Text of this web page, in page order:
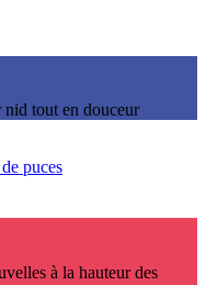
tout en douceur
puces
à la hauteur des